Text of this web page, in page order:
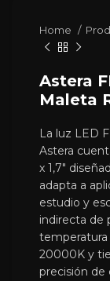
Home
Astera
Maleta
La luz LED
Astera
x 1,7″
adapta a
estudio y
indirecta de
temperatura
20000K y
precisión de